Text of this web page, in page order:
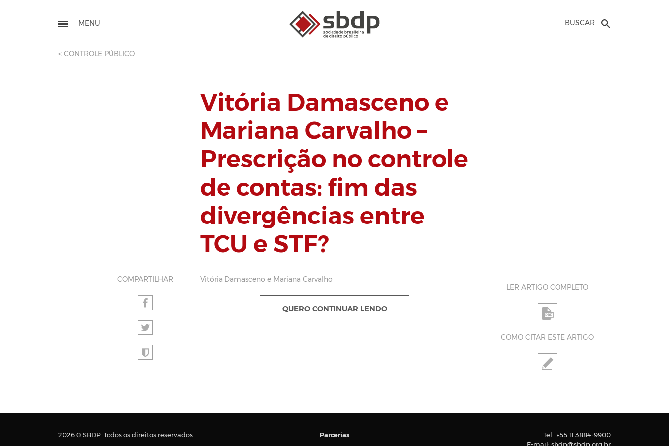
BUSCAR
< CONTROLE PÚBLICO
Vitória Damasceno e
Mariana Carvalho –
Prescrição no controle
de contas: fim das
divergências entre
TCU e STF?
COMPARTILHAR Vitória Damasceno e Mariana Carvalho
QUERO CONTINUAR LENDO
LER ARTIGO COMPLETO
COMO CITAR ESTE ARTIGO
2026 © SBDP. Todos os direitos reservados. Parcerias Tel.: +55 11 3884-9900